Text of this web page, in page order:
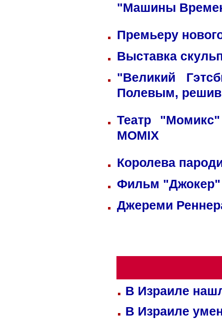
"Машины
Премьеру
Выставка
"Великий
Полевым,
Театр
MOMIX
Королева
Фильм
Джереми
В Израиле
В Израиле